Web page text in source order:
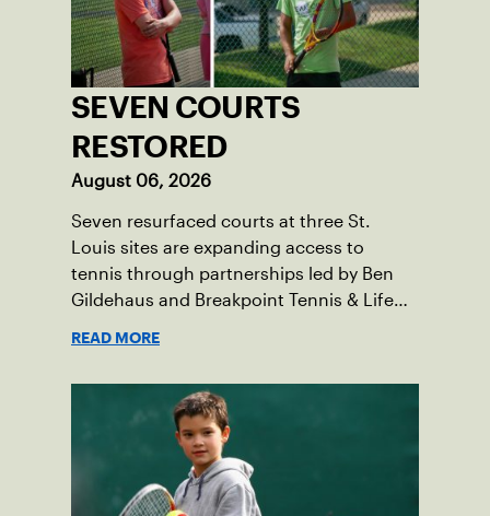
SEVEN COURTS
RESTORED
August 06, 2026
Seven resurfaced courts at three St.
Louis sites are expanding access to
tennis through partnerships led by Ben
Gildehaus and Breakpoint Tennis & Life
READ MORE